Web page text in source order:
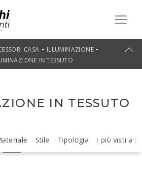
CASA - ILLUMINAZIONE -
IN TESSUTO
IN TESSUTO
Stile Tipologia I più visti a :